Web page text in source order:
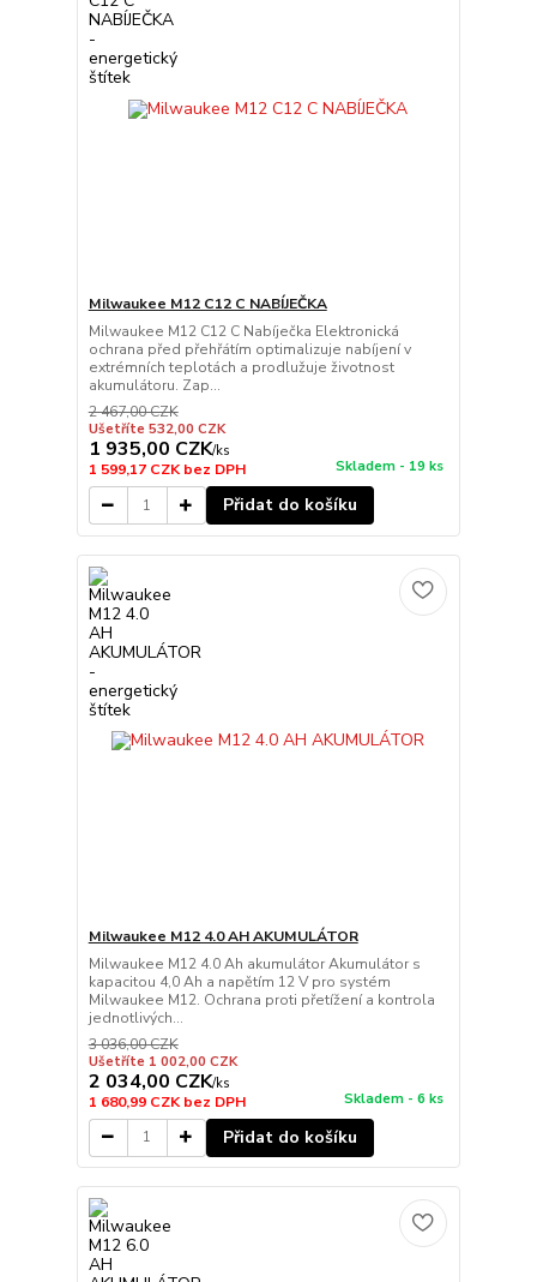
Milwaukee M12 C12 C NABÍJEČKA
Milwaukee M12 C12 C Nabíječka Elektronická
ochrana před přehřátím optimalizuje nabíjení v
extrémních teplotách a prodlužuje životnost
akumulátoru. Zap...
2 467,00 CZK
Ušetříte 532,00 CZK
1 935,00 CZK/ks
1 599,17 CZKbez DPH Skladem - 19 ks
Přidat do košíku
Milwaukee M12 4.0 AH AKUMULÁTOR
Milwaukee M12 4.0 Ah akumulátor Akumulátor s
kapacitou 4,0 Ah a napětím 12 V pro systém
Milwaukee M12. Ochrana proti přetížení a kontrola
jednotlivých...
3 036,00 CZK
Ušetříte 1 002,00 CZK
2 034,00 CZK/ks
1 680,99 CZKbez DPH Skladem - 6 ks
Přidat do košíku